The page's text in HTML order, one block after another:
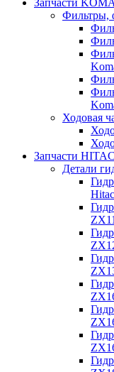
Запчасти
Фильтры,
Ходовая
Запчасти
Детали